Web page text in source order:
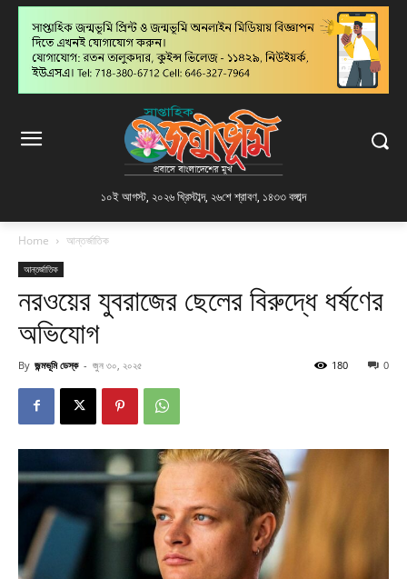
১০ই আগস্ট, ২০২৬ খ্রিস্টাব্দ, ২৬শে শ্রাবণ, ১৪৩৩ বঙ্গাব্দ
Home আন্তর্জাতিক
আন্তর্জাতিক
নরওয়ের যুবরাজের ছেলের বিরুদ্ধে ধর্ষণের
অভিযোগ
By জন্মভূমি ডেস্ক - জুন ৩০, ২০২৫ 0
180